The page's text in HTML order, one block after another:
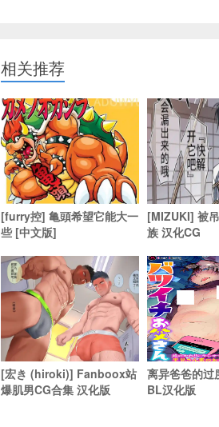
相关推荐
[furry控] 亀頭希望它能大一
些 [中文版]
[MIZUKI] 被
族 汉化CG
[宏き (hiroki)] Fanboox站
爆肌男CG合集 汉化版
离异爸爸的过
BL汉化版